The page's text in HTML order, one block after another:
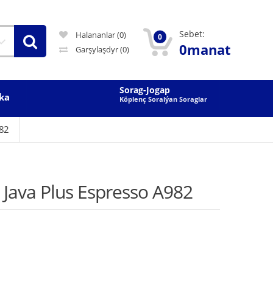
Halananlar (0)
Garşylaşdyr(0)
0 Sebet:
0manat
Sorag-Jogap
Köplenç Soralýan Soraglar
Plus Espresso A982